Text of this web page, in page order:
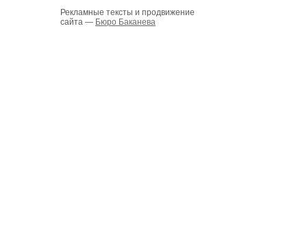
Рекламные тексты и продвижение
сайта — Бюро Баканева